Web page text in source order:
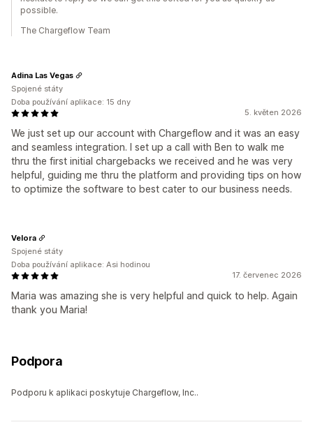
possible.
The Chargeflow Team
5. květen 2026
We just set up our account with Chargeflow and it was an easy
and seamless integration. I set up a call with Ben to walk me
thru the first initial chargebacks we received and he was very
helpful, guiding me thru the platform and providing tips on how
to optimize the software to best cater to our business needs.
Adina Las Vegas
Spojené státy
Doba používání aplikace: 15 dny
17. červenec 2026
Maria was amazing she is very helpful and quick to help. Again
thank you Maria!
Velora
Spojené státy
Doba používání aplikace: Asi hodinou
Podpora
Podporu k aplikaci poskytuje Chargeflow, Inc..